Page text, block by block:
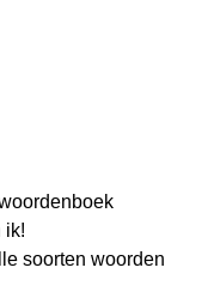
ik!
soorten woorden